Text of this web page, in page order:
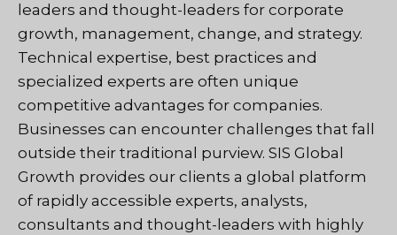
leaders and thought-leaders for corporate
growth, management, change, and strategy.
Technical expertise, best practices and
specialized experts are often unique
competitive advantages for companies.
Businesses can encounter challenges that fall
outside their traditional purview. SIS Global
Growth provides our clients a global platform
of rapidly accessible experts, analysts,
consultants and thought-leaders with highly